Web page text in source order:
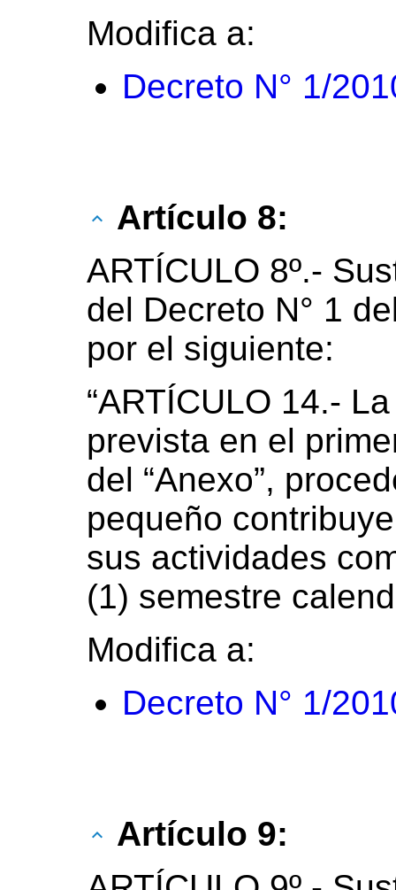
Modifica a:
Decreto N° 1/
Artículo 8:
ARTÍCULO 8º.-
del Decreto N° 1
por el siguiente:
“ARTÍCULO 14.-
prevista en el
del “Anexo”,
pequeño
sus actividades
(1) semestre
Modifica a:
Decreto N° 1/
Artículo 9: